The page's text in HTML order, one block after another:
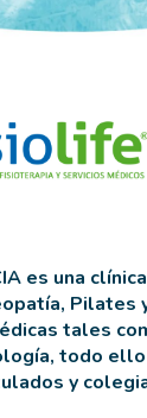
es una
Pilates
tales
todo
y